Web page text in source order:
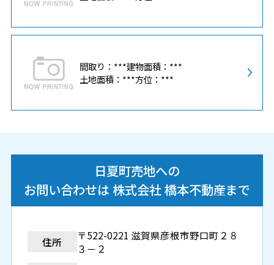
間取り：***建物面積：***
土地面積：***方位：***
日夏町売地への
お問い合わせは 株式会社 橋本不動産まで
住所
〒522-0221 滋賀県彦根市野口町２８
３－２